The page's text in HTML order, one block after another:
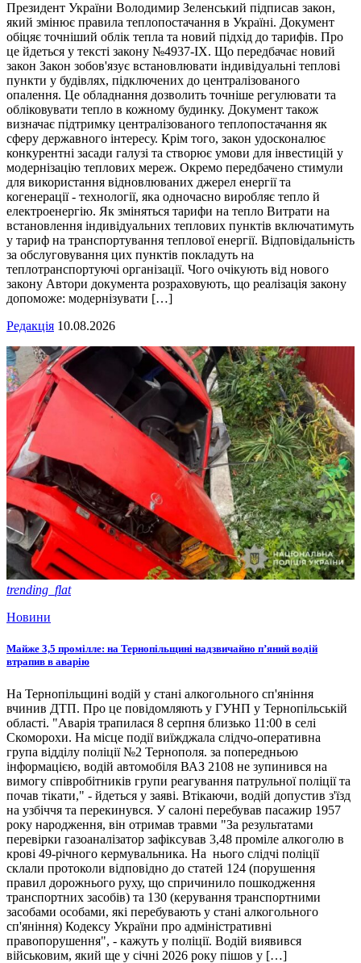
Президент України Володимир Зеленський підписав закон,
який змінює правила теплопостачання в Україні. Документ
обіцяє точніший облік тепла та новий підхід до тарифів. Про
це йдеться у тексті закону №4937-ІХ. Що передбачає новий
закон Закон зобов'язує встановлювати індивідуальні теплові
пункти у будівлях, підключених до централізованого
опалення. Це обладнання дозволить точніше регулювати та
обліковувати тепло в кожному будинку. Документ також
визначає підтримку централізованого теплопостачання як
сферу державного інтересу. Крім того, закон удосконалює
конкурентні засади галузі та створює умови для інвестицій у
модернізацію теплових мереж. Окремо передбачено стимули
для використання відновлюваних джерел енергії та
когенерації - технології, яка одночасно виробляє тепло й
електроенергію. Як зміняться тарифи на тепло Витрати на
встановлення індивідуальних теплових пунктів включатимуть
у тариф на транспортування теплової енергії. Відповідальність
за обслуговування цих пунктів покладуть на
теплотранспортуючі організації. Чого очікують від нового
закону Автори документа розраховують, що реалізація закону
допоможе: модернізувати […]
Редакція 10.08.2026
trending_flat
Новини
Майже 3,5 промілле: на Тернопільщині надзвичайно п’яний водій
втрапив в аварію
На Тернопільщині водій у стані алкогольного сп'яніння
вчинив ДТП. Про це повідомляють у ГУНП у Тернопільській
області. "Аварія трапилася 8 серпня близько 11:00 в селі
Скоморохи. На місце події виїжджала слідчо-оперативна
група відділу поліції №2 Тернополя. за попередньою
інформацією, водій автомобіля ВАЗ 2108 не зупинився на
вимогу співробітників групи реагування патрульної поліції та
почав тікати," - йдеться у заяві. Втікаючи, водій допустив з'їзд
на узбіччя та перекинувся. У салоні перебував пасажир 1957
року народження, він отримав травми "За результатами
перевірки газоаналізатор зафіксував 3,48 проміле алкоголю в
крові 49-річного кермувальника. На нього слідчі поліції
склали протоколи відповідно до статей 124 (порушення
правил дорожнього руху, що спричинило пошкодження
транспортних засобів) та 130 (керування транспортними
засобами особами, які перебувають у стані алкогольного
сп'яніння) Кодексу України про адміністративні
правопорушення", - кажуть у поліції. Водій виявився
військовим, який ще у січні 2026 року пішов у […]